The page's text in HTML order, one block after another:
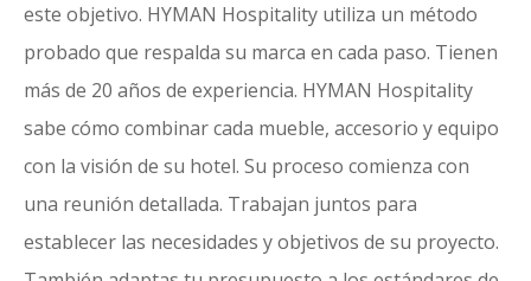
este objetivo. HYMAN Hospitality utiliza un método
probado que respalda su marca en cada paso. Tienen
más de 20 años de experiencia. HYMAN Hospitality
sabe cómo combinar cada mueble, accesorio y equipo
con la visión de su hotel. Su proceso comienza con
una reunión detallada. Trabajan juntos para
establecer las necesidades y objetivos de su proyecto.